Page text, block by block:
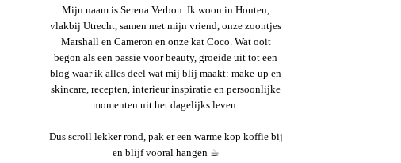
Mijn naam is Serena Verbon. Ik woon in Houten,
vlakbij Utrecht, samen met mijn vriend, onze zoontjes
Marshall en Cameron en onze kat Coco. Wat ooit
begon als een passie voor beauty, groeide uit tot een
blog waar ik alles deel wat mij blij maakt: make-up en
skincare, recepten, interieur inspiratie en persoonlijke
momenten uit het dagelijks leven.
Dus scroll lekker rond, pak er een warme kop koffie bij
en blijf vooral hangen ☕︎